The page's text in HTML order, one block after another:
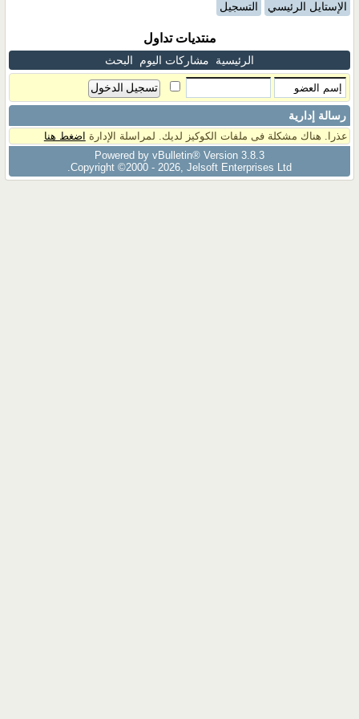
الإستايل الرئيسي التسجيل
منتديات تداول
الرئيسية مشاركات اليوم البحث
رسالة إدارية
عذرا. هناك مشكلة فى ملفات الكوكيز لديك. لمراسلة الإدارة اضغط هنا
Powered by vBulletin® Version 3.8.3
Copyright ©2000 - 2026, Jelsoft Enterprises Ltd.